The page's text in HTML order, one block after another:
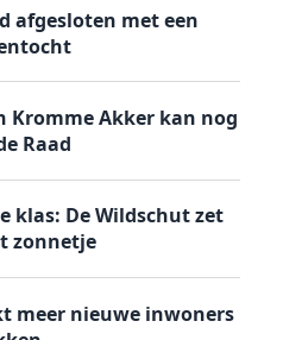
afgesloten met een
Kromme Akker kan nog
Raad
klas: De Wildschut zet
zonnetje
meer nieuwe inwoners